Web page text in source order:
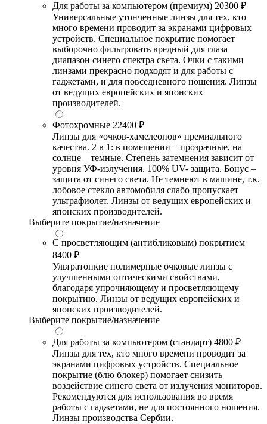
Для работы за компьютером (премиум) 20300 ₽
Универсальные утонченные линзы для тех, кто
много времени проводит за экранами цифровых
устройств. Специальное покрытие помогает
выборочно фильтровать вредный для глаза
диапазон синего спектра света. Очки с такими
линзами прекрасно подходят и для работы с
гаджетами, и для повседневного ношения. Линзы
от ведущих европейских и японских
производителей.
Фотохромные 22400 ₽
Линзы для «очков-хамелеонов» премиального
качества. 2 в 1: в помещении – прозрачные, на
солнце – темные. Степень затемнения зависит от
уровня УФ-излучения. 100% UV- защита. Бонус –
защита от синего света. Не темнеют в машине, т.к.
лобовое стекло автомобиля слабо пропускает
ультрафиолет. Линзы от ведущих европейских и
японских производителей.
Выберите покрытие/назначение
С просветляющим (антибликовым) покрытием
8400 ₽
Ультратонкие полимерные очковые линзы с
улучшенными оптическими свойствами,
благодаря упрочняющему и просветляющему
покрытию. Линзы от ведущих европейских и
японских производителей.
Выберите покрытие/назначение
Для работы за компьютером (стандарт) 4800 ₽
Линзы для тех, кто много времени проводит за
экранами цифровых устройств. Специальное
покрытие (блю блокер) помогает снизить
воздействие синего света от излучения мониторов.
Рекомендуются для использования во время
работы с гаджетами, не для постоянного ношения.
Линзы производства Сербии.